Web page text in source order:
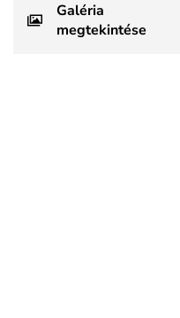
Galéria
megtekintése